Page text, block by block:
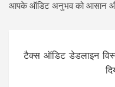
आपके ऑडिट अनुभव को आसान और
टैक्स ऑडिट डेडलाइन